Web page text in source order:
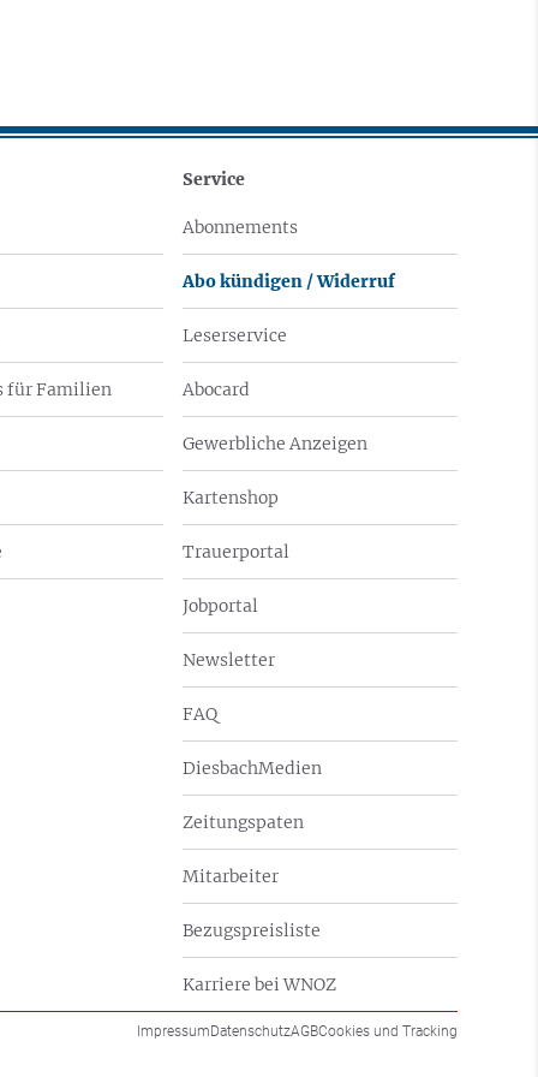
für Familien
Service
Abonnements
Abo kündigen / Widerruf
Leserservice
Abocard
Gewerbliche Anzeigen
Kartenshop
Trauerportal
Jobportal
Newsletter
FAQ
DiesbachMedien
Zeitungspaten
Mitarbeiter
Bezugspreisliste
Karriere bei WNOZ
ImpressumDatenschutzAGBCookies und Tracking